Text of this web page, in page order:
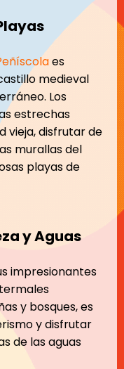
es
medieval
Los
estrechas
vieja, disfrutar de
murallas del
playas de
y Aguas
impresionantes
y bosques, es
y disfrutar
de las aguas